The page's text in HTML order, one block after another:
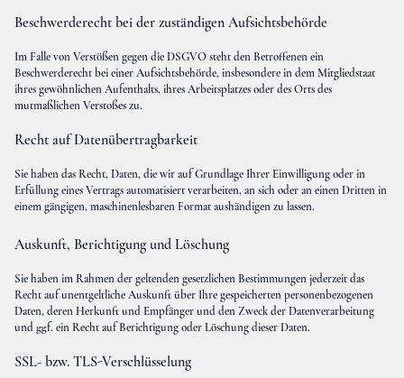
Beschwerderecht bei der zuständigen Aufsichtsbehörde
Im Falle von Verstößen gegen die DSGVO steht den Betroffenen ein
Beschwerderecht bei einer Aufsichtsbehörde, insbesondere in dem Mitgliedstaat
ihres gewöhnlichen Aufenthalts, ihres Arbeitsplatzes oder des Orts des
mutmaßlichen Verstoßes zu.
Recht auf Datenübertragbarkeit
Sie haben das Recht, Daten, die wir auf Grundlage Ihrer Einwilligung oder in
Erfüllung eines Vertrags automatisiert verarbeiten, an sich oder an einen Dritten in
einem gängigen, maschinenlesbaren Format aushändigen zu lassen.
Auskunft, Berichtigung und Löschung
Sie haben im Rahmen der geltenden gesetzlichen Bestimmungen jederzeit das
Recht auf unentgeltliche Auskunft über Ihre gespeicherten personenbezogenen
Daten, deren Herkunft und Empfänger und den Zweck der Datenverarbeitung
und ggf. ein Recht auf Berichtigung oder Löschung dieser Daten.
SSL- bzw. TLS-Verschlüsselung